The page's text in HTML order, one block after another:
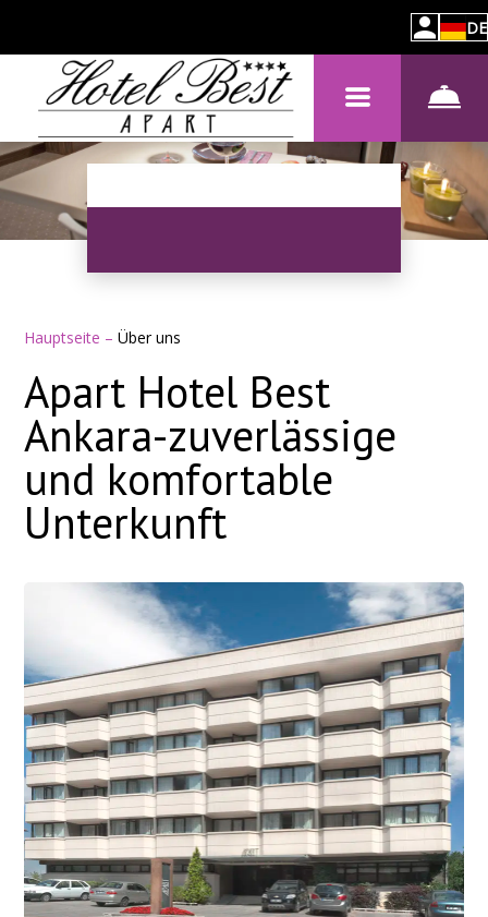
DE
Hauptseite –Über uns
Apart Hotel Best
Ankara-zuverlässige
und komfortable
Unterkunft